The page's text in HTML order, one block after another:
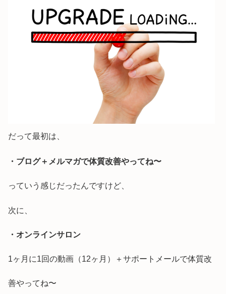
だって最初は、
・ブログ＋メルマガで体質改善やってね〜
っていう感じだったんですけど、
次に、
・オンラインサロン
1ヶ月に1回の動画（12ヶ月）＋サポートメールで体質改
善やってね〜